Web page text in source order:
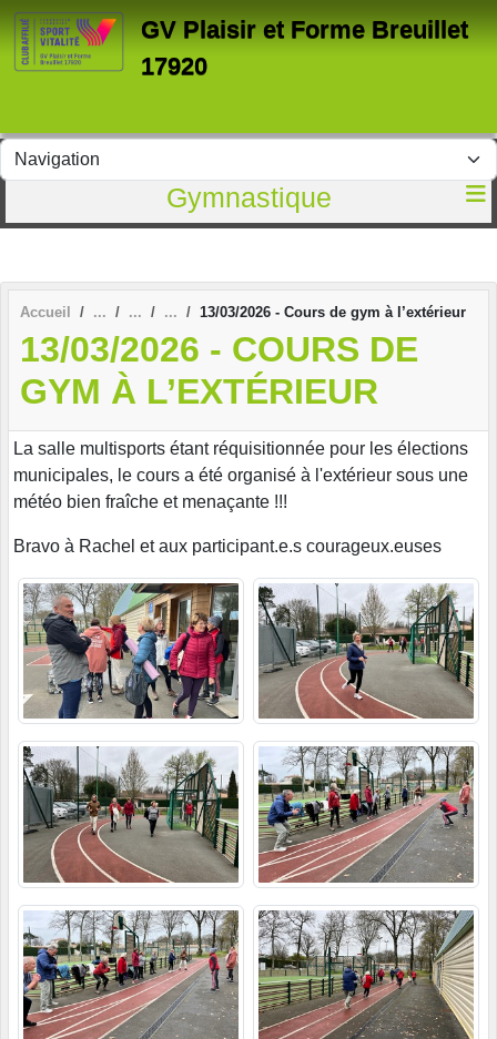
GV Plaisir et Forme Breuillet
17920
Gymnastique
Accueil 13/03/2026 - Cours de gym à l’extérieur
13/03/2026 - COURS DE
GYM À L’EXTÉRIEUR
La salle multisports étant réquisitionnée pour les élections
municipales, le cours a été organisé à l'extérieur sous une
météo bien fraîche et menaçante !!!
Bravo à Rachel et aux participant.e.s courageux.euses
Panneau de gestion des cookies